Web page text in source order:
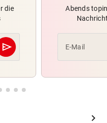
die
send
Abschicken
Abends
E-Mail
chevron_right